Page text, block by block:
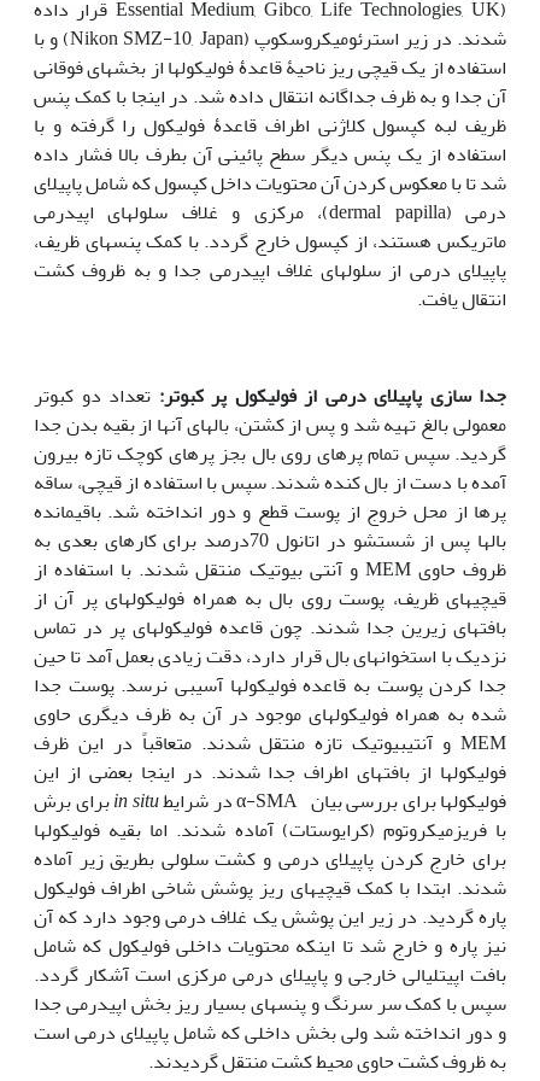
Essential Medium, Gibco, Life Technologies, UK) قرار داده
شدند. در زیر استرئومیکروسکوپ (Nikon SMZ-10, Japan) و با
استفاده از یک قیچی ریز ناحیۀ قاعدۀ فولیکولها از بخشهای فوقانی
آن جدا و به ظرف جداگانه انتقال داده شد. در اینجا با کمک پنس
ظریف لبه کپسول کلاژنی اطراف قاعدۀ فولیکول را گرفته و با
استفاده از یک پنس دیگر سطح پائینی آن بطرف بالا فشار داده
شد تا با معکوس کردن آن محتویات داخل کپسول که شامل پاپیلای
درمی (dermal papilla)، مرکزی و غلاف سلولهای اپیدرمی
ماتریکس هستند، از کپسول خارج گردد. با کمک پنسهای ظریف،
پاپیلای درمی از سلولهای غلاف اپیدرمی جدا و به ظروف کشت
انتقال یافت.
جدا سازی پاپیلای درمی از فولیکول پر کبوتر: تعداد دو کبوتر
معمولی بالغ تهیه شد و پس از کشتن، بالهای آنها از بقیه بدن جدا
گردید. سپس تمام پرهای روی بال بجز پرهای کوچک تازه بیرون
آمده با دست از بال کنده شدند. سپس با استفاده از قیچی، ساقه
پرها از محل خروج از پوست قطع و دور انداخته شد. باقیمانده
بالها پس از شستشو در اتانول 70درصد برای کارهای بعدی به
ظروف حاوی MEM و آنتی بیوتیک منتقل شدند. با استفاده از
قیچی‏های ظریف، پوست روی بال به همراه فولیکولهای پر آن از
بافتهای زیرین جدا شدند. چون قاعده فولیکولهای پر در تماس
نزدیک با استخوانهای بال قرار دارد، دقت زیادی بعمل ‏آمد تا حین
جدا کردن پوست به قاعده فولیکولها آسیبی نرسد. پوست جدا
شده به همراه فولیکولهای موجود در آن به ظرف دیگری حاوی
MEM و آنتی‏بیوتیک تازه منتقل شدند. متعاقباً در این ظرف
فولیکولها از بافتهای اطراف جدا شدند. در اینجا بعضی از این
فولیکولها برای بررسی بیان α-SMA در شرایط
in situبرای برش
با فریزمیکروتوم (کرایوستات) آماده شدند. اما بقیه فولیکولها
برای خارج کردن پاپیلای درمی و کشت سلولی بطریق زیر آماده
شدند. ابتدا با کمک قیچی‏های ریز پوشش شاخی اطراف فولیکول
پاره گردید. در زیر این پوشش یک غلاف درمی وجود دارد که آن
نیز پاره و خارج شد تا اینکه محتویات داخلی فولیکول که شامل
بافت اپی‏تلیالی خارجی و پاپیلای درمی مرکزی است آشکار گردد.
سپس با کمک سر سرنگ و پنسهای بسیار ریز بخش اپیدرمی جدا
و دور انداخته شد ولی بخش داخلی که شامل پاپیلای درمی است
به ظروف کشت حاوی محیط کشت منتقل گردیدند.